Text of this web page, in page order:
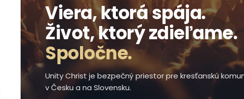
Viera, ktorá spája.
Život, ktorý zdieľame.
Spoločne.
Unity Christ je bezpečný priestor pre kresťanskú
v Česku a na Slovensku.